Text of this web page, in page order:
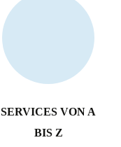
SERVICES VON A
BIS Z